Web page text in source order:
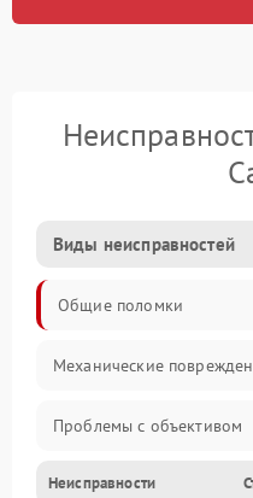
Виды неисправностей
Общие поломки
Механические
Проблемы с объективом
Электронные ошибки
Неисправности